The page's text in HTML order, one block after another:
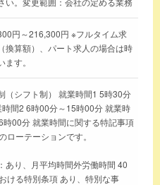
円～216,300円 ※フルタイム求
換算額）、パート求人の場合は時
す。
（シフト制） 就業時間1 5時30分
間2 6時00分～15時00分 就業時
00分 就業時間に関する特記事項
ローテーションです。
あり、月平均時間外労働時間 40
ける特別条項 あり、特別な事